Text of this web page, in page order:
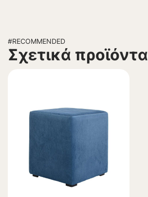
#RECOMMENDED
Σχετικά προϊόντα